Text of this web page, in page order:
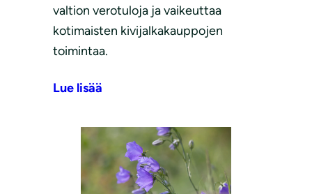
valtion verotuloja ja vaikeuttaa
kotimaisten kivijalkakauppojen
toimintaa.
Lue lisää